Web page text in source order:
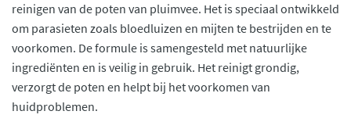
reinigen van de poten van pluimvee. Het is speciaal ontwikkeld
om parasieten zoals bloedluizen en mijten te bestrijden en te
voorkomen. De formule is samengesteld met natuurlijke
ingrediënten en is veilig in gebruik. Het reinigt grondig,
verzorgt de poten en helpt bij het voorkomen van
huidproblemen.